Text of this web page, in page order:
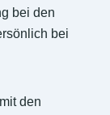
bei den
bei
den